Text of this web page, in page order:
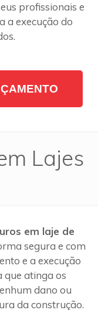
profissionais e
a execução do
Lajes
em laje de
segura e com
e a execução
que atinga os
dano ou
da construção.